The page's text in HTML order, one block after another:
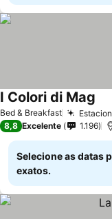
Bed & Breakfast
I Colori di Mag
8,8 Excelente 1.196
Selecione as datas
exatos.